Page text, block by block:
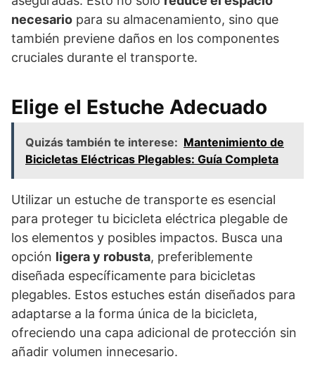
necesario para su almacenamiento, sino que
también previene daños en los componentes
cruciales durante el transporte.
Elige el Estuche Adecuado
Quizás también te interese: Mantenimiento de
Bicicletas Eléctricas Plegables: Guía Completa
Utilizar un estuche de transporte es esencial
para proteger tu bicicleta eléctrica plegable de
los elementos y posibles impactos. Busca una
opción ligera y robusta, preferiblemente
diseñada específicamente para bicicletas
plegables. Estos estuches están diseñados para
adaptarse a la forma única de la bicicleta,
ofreciendo una capa adicional de protección sin
añadir volumen innecesario.